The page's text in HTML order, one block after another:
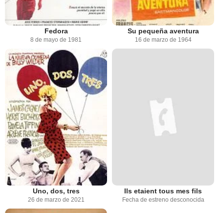
Fedora
8 de mayo de 1981
Su pequeña aventura
16 de marzo de 1964
Uno, dos, tres
26 de marzo de 2021
Ils etaient tous mes fils
Fecha de estreno desconocida